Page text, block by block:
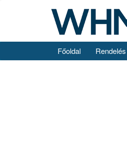
Főoldal Rendelés